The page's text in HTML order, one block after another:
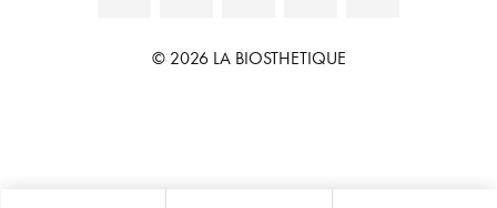
© 2026 LA BIOSTHETIQUE